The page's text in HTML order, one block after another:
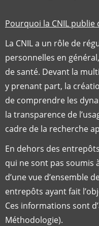
Pourquoi la CNIL
La CNIL a un rôle de
personnelles en
de santé. Devant la
y prenant part, la
de comprendre les
la transparence de
cadre de la recherche
En dehors des
qui ne sont pas soumis
d’une vue d’ensemble
entrepôts ayant fait
Ces informations sont
Méthodologie).